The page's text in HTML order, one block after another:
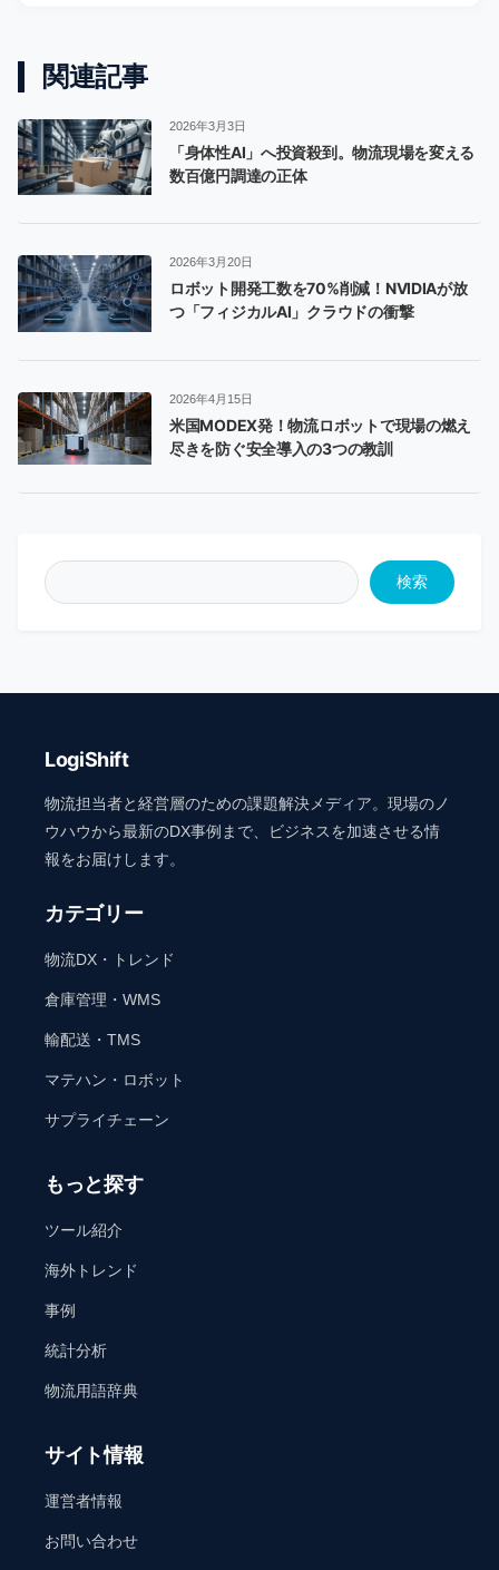
関連記事
2026年3月3日
「身体性AI」へ投資殺到。物流現場を変える
数百億円調達の正体
2026年3月20日
ロボット開発工数を70%削減！NVIDIAが放
つ「フィジカルAI」クラウドの衝撃
2026年4月15日
米国MODEX発！物流ロボットで現場の燃え
尽きを防ぐ安全導入の3つの教訓
検索
LogiShift
物流担当者と経営層のための課題解決メディア。現場のノ
ウハウから最新のDX事例まで、ビジネスを加速させる情
報をお届けします。
カテゴリー
物流DX・トレンド
倉庫管理・WMS
輸配送・TMS
マテハン・ロボット
サプライチェーン
もっと探す
ツール紹介
海外トレンド
事例
統計分析
物流用語辞典
サイト情報
運営者情報
お問い合わせ